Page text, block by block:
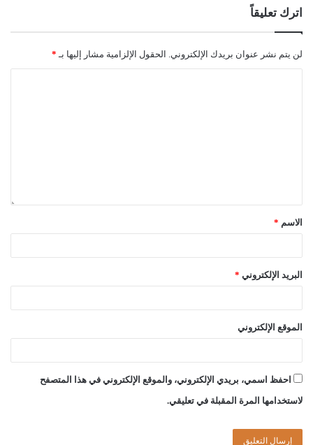
اترك تعليقاً
لن يتم نشر عنوان بريدك الإلكتروني. الحقول الإلزامية مشار إليها بـ *
الاسم *
البريد الإلكتروني *
الموقع الإلكتروني
احفظ اسمي، بريدي الإلكتروني، والموقع الإلكتروني في هذا المتصفح
لاستخدامها المرة المقبلة في تعليقي.